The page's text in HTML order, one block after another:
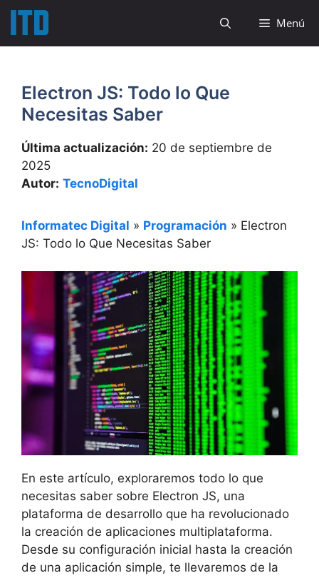
Saltar
contenido
Menú
Electron JS: Todo lo Que
Necesitas Saber
Última actualización: 20 de septiembre de
2025
Autor: TecnoDigital
Informatec Digital » Programación » Electron
JS: Todo lo Que Necesitas Saber
En este artículo, exploraremos todo lo que
necesitas saber sobre Electron JS, una
plataforma de desarrollo que ha revolucionado
la creación de aplicaciones multiplataforma.
Desde su configuración inicial hasta la creación
de una aplicación simple, te llevaremos de la